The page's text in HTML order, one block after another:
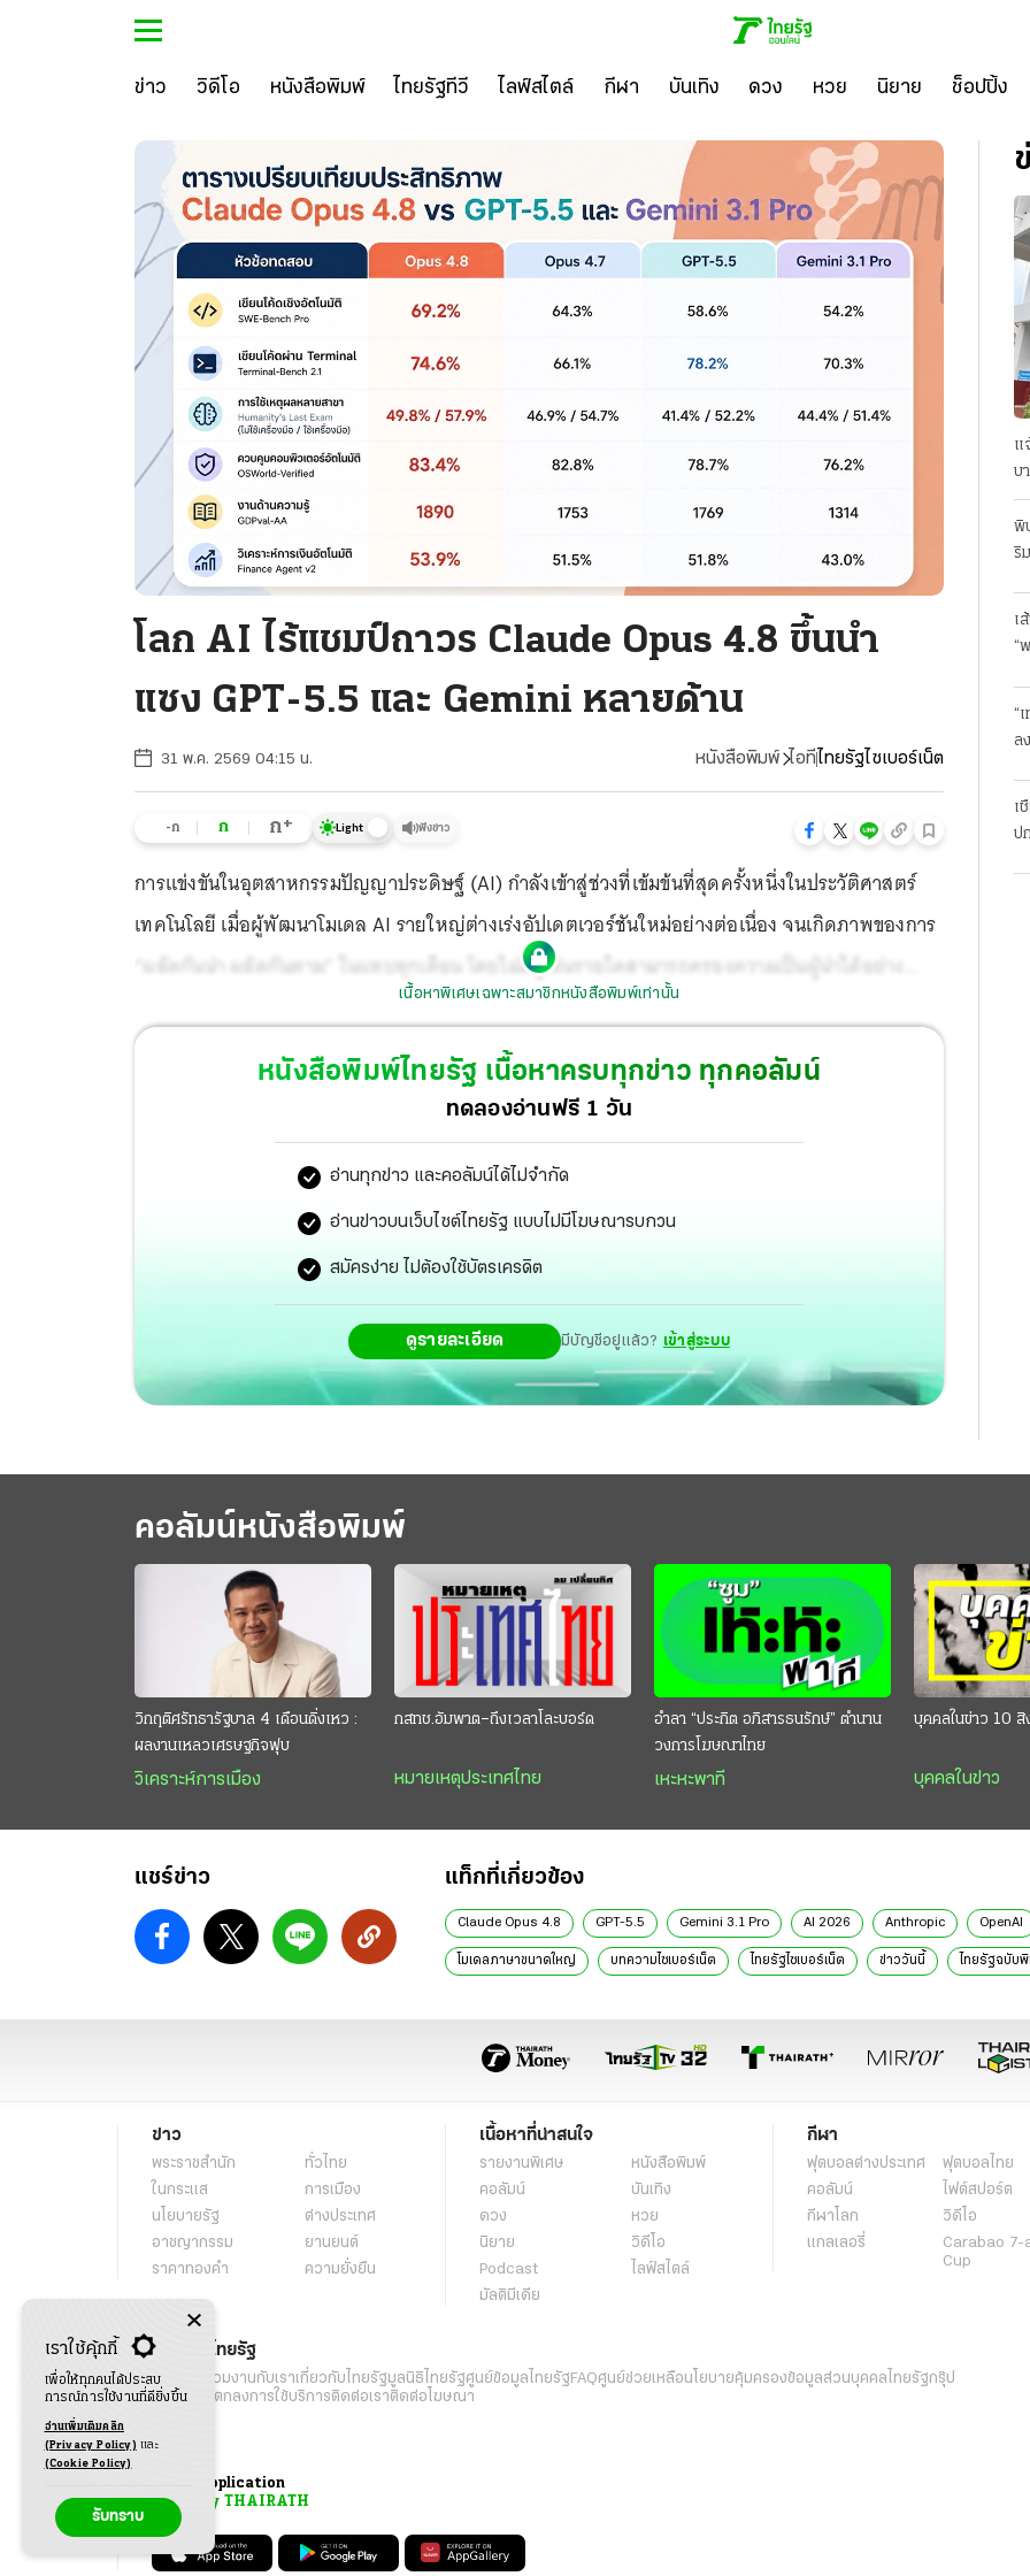
ข่าว วิดีโอ หนังสือพิมพ์ ไทยรัฐทีวี ไลฟ์สไตล์ กีฬา บันเทิง ดวง หวย นิยาย ช็อปปิ้ง
โลก AI ไร้แชมป์ถาวร Claude Opus 4.8 ขึ้นนำ
แซง GPT-5.5 และ Gemini หลายด้าน
31 พ.ค. 2569 04:15 น. หนังสือพิมพ์ ไอทีไทยรัฐไซเบอร์เน็ต
-ก ก ก+ Light ฟังข่าว
การแข่งขันในอุตสาหกรรมปัญญาประดิษฐ์ (AI) กำลังเข้าสู่ช่วงที่เข้มข้นที่สุดครั้งหนึ่งในประวัติศาสตร์
เทคโนโลยี เมื่อผู้พัฒนาโมเดล AI รายใหญ่ต่างเร่งอัปเดตเวอร์ชันใหม่อย่างต่อเนื่อง จนเกิดภาพของการ
“ผลัดกันนำ ผลัดกันตาม” ในแทบทุกเดือน โดยไม่มีผู้เล่นรายใดสามารถครองความเป็นผู้นำได้อย่าง
เนื้อหาพิเศษเฉพาะสมาชิกหนังสือพิมพ์เท่านั้น
หนังสือพิมพ์ไทยรัฐ เนื้อหาครบทุกข่าว ทุกคอลัมน์
ทดลองอ่านฟรี 1 วัน
อ่านทุกข่าว และคอลัมน์ได้ไม่จำกัด
อ่านข่าวบนเว็บไซต์ไทยรัฐ แบบไม่มีโฆษณารบกวน
สมัครง่าย ไม่ต้องใช้บัตรเครดิต
ดูรายละเอียด มีบัญชีอยู่แล้ว? เข้าสู่ระบบ
แ
บ
พิ
ริ
เ
“
“
ล
เ
ป
คอลัมน์หนังสือพิมพ์
วิกฤติศรัทธารัฐบาล 4 เดือนดิ่งเหว :
ผลงานเหลวเศรษฐกิจฟุบ
วิเคราะห์การเมือง
กสทช.อัมพาต–ถึงเวลาโละบอร์ด
หมายเหตุประเทศไทย
อำลา “ประกิต อภิสารธนรักษ์” ตำนาน
วงการโฆษณาไทย
เหะหะพาที
บุคคลในข่าว 10
บุคคลในข่าว
แชร์ข่าว แท็กที่เกี่ยวข้อง
Claude Opus 4.8 GPT-5.5 Gemini 3.1 Pro AI 2026 Anthropic OpenAI
โมเดลภาษาขนาดใหญ่ บทความไซเบอร์เน็ต ไทยรัฐไซเบอร์เน็ต ข่าววันนี้ ไทยรัฐฉบับ
ข่าว
พระราชสำนัก
ทั่วไทย
ในกระแส
การเมือง
นโยบายรัฐ
ต่างประเทศ
อาชญากรรม
ยานยนต์
ราคาทองคำ
ความยั่งยืน
เนื้อหาที่น่าสนใจ
รายงานพิเศษ
หนังสือพิมพ์
คอลัมน์
บันเทิง
ดวง
หวย
นิยาย
วิดีโอ
Podcast
ไลฟ์สไตล์
มัลติมีเดีย
กีฬา
ฟุตบอลต่่างประเทศ
ฟุตบอลไทย
คอลัมน์
ไฟต์สปอร์ต
กีฬาโลก
วิดีโอ
แกลเลอรี่
Carabao 7-
Cup
เกี่ยวกับไทยรัฐ
กิจกรรม ร่วมงานกับเราเกี่ยวกับไทยรัฐมูลนิธิไทยรัฐศูนย์ข้อมูลไทยรัฐFAQศูนย์ช่วยเหลือนโยบายคุ้มครองข้อมูลส่วนบุคคลไทยรัฐกรุ๊ป
เงื่อนไขข้อตกลงการใช้บริการติดต่อเราติดต่อโฆษณา
Application
My THAIRATH
เราใช้คุ้กกี้
เพื่อให้ทุกคนได้ประสบ
การณ์การใช้งานที่ดียิ่งขึ้น
อ่านเพิ่มเติมคลิก
(Privacy Policy) และ
(Cookie Policy)
รับทราบ